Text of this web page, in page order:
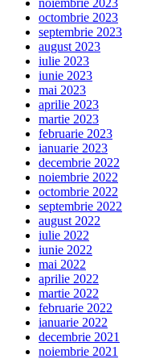
octombrie 2023
septembrie 2023
august 2023
iulie 2023
iunie 2023
mai 2023
aprilie 2023
martie 2023
februarie 2023
ianuarie 2023
decembrie 2022
noiembrie 2022
octombrie 2022
septembrie 2022
august 2022
iulie 2022
iunie 2022
mai 2022
aprilie 2022
martie 2022
februarie 2022
ianuarie 2022
decembrie 2021
noiembrie 2021